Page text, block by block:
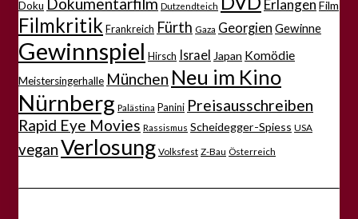
Doku
Dutzendteich Erlangen Film
Filmkritik Frankreich Fürth Gaza Georgien Gewinne
Gewinnspiel Hirsch Israel Japan Komödie
Meistersingerhalle München Neu im Kino
Nürnberg Palästina Panini Preisausschreiben
Rapid Eye Movies Rassismus Scheidegger-Spiess USA
veganVerlosung Volksfest Z-Bau Österreich